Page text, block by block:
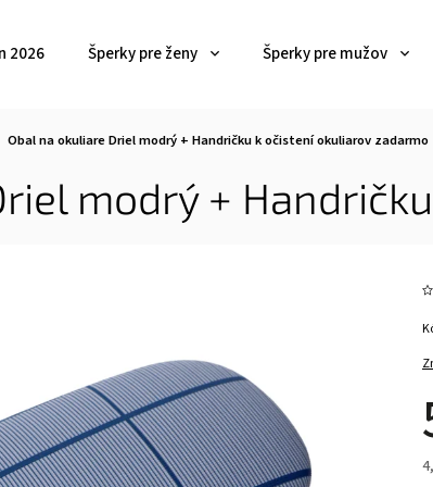
2026 Šperky pre ženy Šperky pre mužov
Obal na okuliare Driel modrý + Handričku k očistení okuliarov zadarmo
modrý +